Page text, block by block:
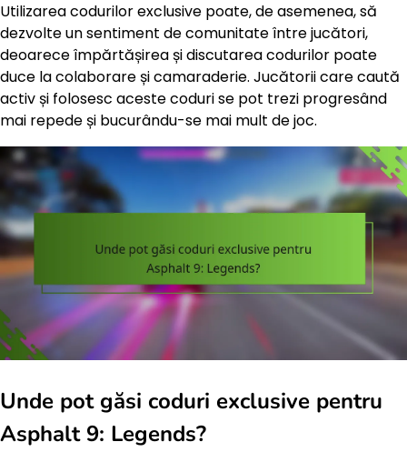
Utilizarea codurilor exclusive poate, de asemenea, să
dezvolte un sentiment de comunitate între jucători,
deoarece împărtășirea și discutarea codurilor poate
duce la colaborare și camaraderie. Jucătorii care caută
activ și folosesc aceste coduri se pot trezi progresând
mai repede și bucurându-se mai mult de joc.
Unde pot găsi coduri exclusive pentru
Asphalt 9: Legends?